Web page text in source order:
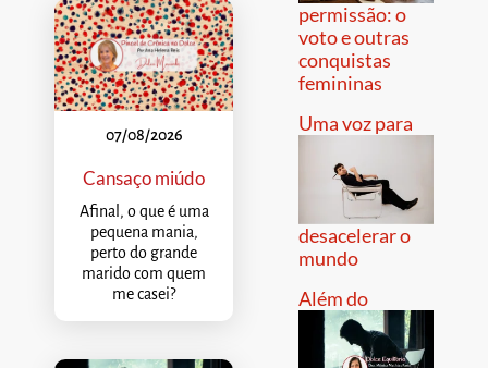
07/08/2026
Cansaço miúdo
Afinal, o que é uma
pequena mania,
perto do grande
marido com quem
me casei?
permissão: o
voto e outras
conquistas
femininas
Uma voz para
desacelerar o
mundo
Além do